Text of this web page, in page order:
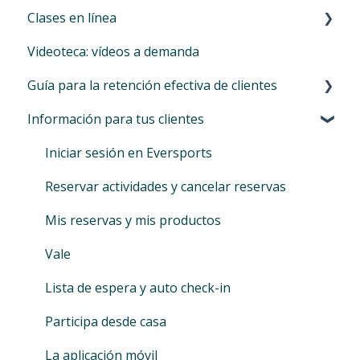
Marketplace
Cierre del día
Informes
SEPA
Auto-SEPA online
Diario de bonos de descuento
Widget
Facturas
Datos básicos
Instituciones financieras
Permisos y Privacidad
Locations
Facturas corporativas de Eversports
Haz crecer tu audiencia
Identifica tu público objetivo
Automatizaciones avanzadas (personalizables)
Correos automáticos
Códigos promocionales
Introducción al menú Mercado
Extensiones para reservas de agregador
Más extensiones
Extensión para newsletters - Mailchimp
Su bonificación: refiera a Eversports Manager
Extensión para transmisión en línea (Zoom) y
Clases en línea
Ofrecer clases en línea
Videoteca: vídeos a demanda
Guía para la retención efectiva de clientes
Retención de clientes: qué es y por qué es
Información para tus clientes
Iniciar sesión en Eversports
Reservar actividades y cancelar reservas
Mis reservas y mis productos
Vale
Lista de espera y auto check-in
Participa desde casa
La aplicación móvil